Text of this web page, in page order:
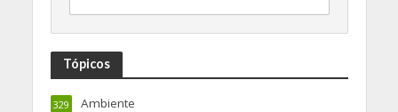
Tópicos
Ambiente
329